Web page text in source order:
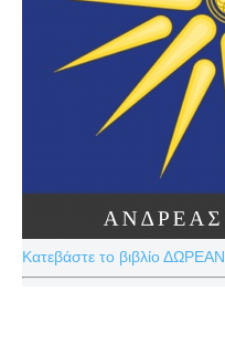
Κατεβάστε το βιβλίο ΔΩΡΕΑΝ